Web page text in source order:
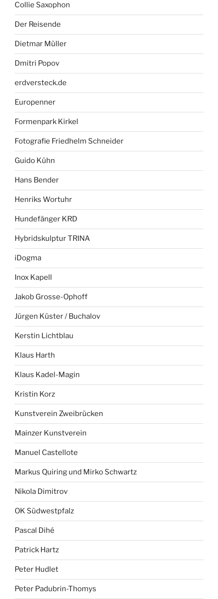
Collie Saxophon
Der Reisende
Dietmar Müller
Dmitri Popov
erdversteck.de
Europenner
Formenpark Kirkel
Fotografie Friedhelm Schneider
Guido Kühn
Hans Bender
Henriks Wortuhr
Hundefänger KRD
Hybridskulptur TRINA
iDogma
Inox Kapell
Jakob Grosse-Ophoff
Jürgen Küster / Buchalov
Kerstin Lichtblau
Klaus Harth
Klaus Kadel-Magin
Kristin Korz
Kunstverein Zweibrücken
Mainzer Kunstverein
Manuel Castellote
Markus Quiring und Mirko Schwartz
Nikola Dimitrov
OK Südwestpfalz
Pascal Dihé
Patrick Hartz
Peter Hudlet
Peter Padubrin-Thomys